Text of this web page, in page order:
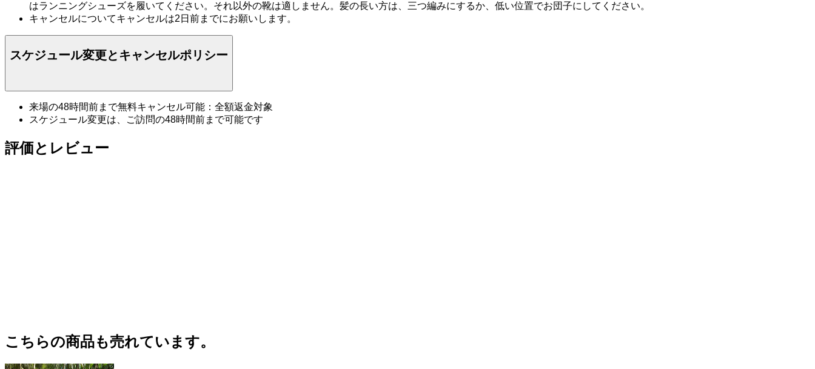
はランニングシューズを履いてください。それ以外の靴は適しません。髪の長い方は、三つ編みにするか、低い位置でお団子にしてください。
キャンセルについてキャンセルは2日前までにお願いします。
スケジュール変更とキャンセルポリシー
来場の48時間前まで無料キャンセル可能：全額返金対象
スケジュール変更は、ご訪問の48時間前まで可能です
評価とレビュー
こちらの商品も売れています。